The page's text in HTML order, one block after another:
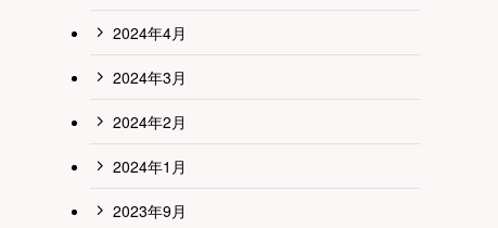
2024年4月
2024年3月
2024年2月
2024年1月
2023年9月